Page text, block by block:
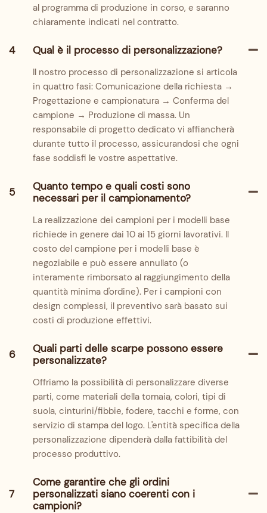
al programma di produzione in corso, e saranno
chiaramente indicati nel contratto.
4 Qual è il processo di personalizzazione?
Il nostro processo di personalizzazione si articola
in quattro fasi: Comunicazione della richiesta →
Progettazione e campionatura → Conferma del
campione → Produzione di massa. Un
responsabile di progetto dedicato vi affiancherà
durante tutto il processo, assicurandosi che ogni
fase soddisfi le vostre aspettative.
5
Quanto tempo e quali costi sono
necessari per il campionamento?
La realizzazione dei campioni per i modelli base
richiede in genere dai 10 ai 15 giorni lavorativi. Il
costo del campione per i modelli base è
negoziabile e può essere annullato (o
interamente rimborsato al raggiungimento della
quantità minima d'ordine). Per i campioni con
design complessi, il preventivo sarà basato sui
costi di produzione effettivi.
6
Quali parti delle scarpe possono essere
personalizzate?
Offriamo la possibilità di personalizzare diverse
parti, come materiali della tomaia, colori, tipi di
suola, cinturini/fibbie, fodere, tacchi e forme, con
servizio di stampa del logo. L'entità specifica della
personalizzazione dipenderà dalla fattibilità del
processo produttivo.
7
Come garantire che gli ordini
personalizzati siano coerenti con i
campioni?